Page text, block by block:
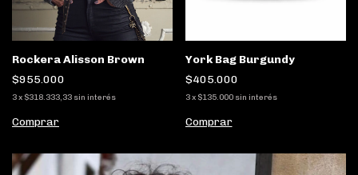
Rockera Alisson Brown
$955.000
3x $318.333,33 sin interés
Comprar
York Bag Burgundy
$405.000
3 x $135.000 sin interés
Comprar